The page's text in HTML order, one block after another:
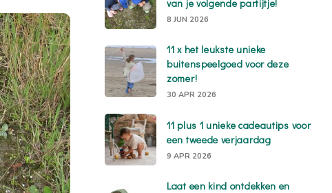
van je volgende partijtje!
8 JUN 2026
11 x het leukste unieke
buitenspeelgoed voor deze
zomer!
30 APR 2026
11 plus 1 unieke cadeautips voor
een tweede verjaardag
9 APR 2026
Laat een kind ontdekken en